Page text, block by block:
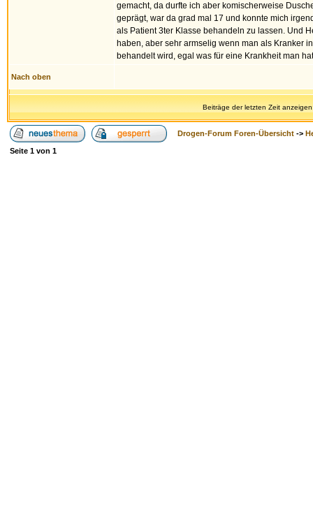
gemacht, da durfte ich aber komischerweise
geprägt, war da grad mal 17 und konnte mich
als Patient 3ter Klasse behandeln zu lassen. Und
haben, aber sehr armselig wenn man als Kranker
behandelt wird, egal was für eine Krankheit man
Nach oben
Beiträge der letzten Zeit
Drogen-Forum Foren-Übersicht ->
Seite 1 von 1